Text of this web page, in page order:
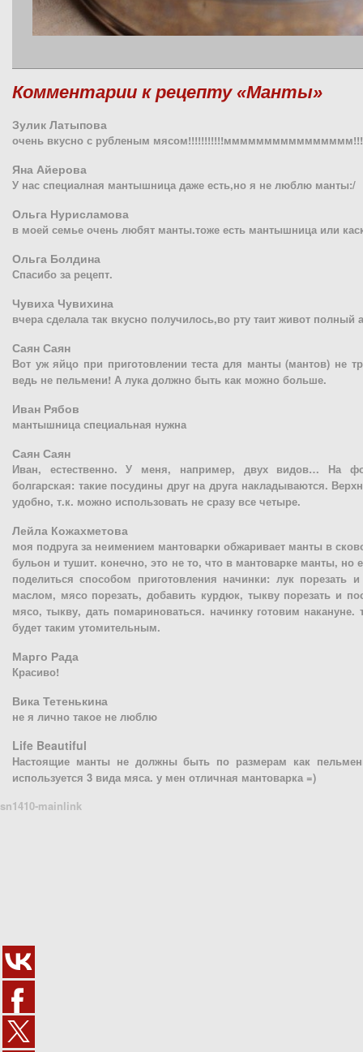
Комментарии к рецепту «Манты»
Зулик Латыпова
очень вкусно с рубленым
Яна Айерова
У нас специалная мантышница даже есть,но я не люблю манты:/
Ольга Нурисламова
в моей семье очень любят манты.тоже есть мантышница или
Ольга Болдина
Спасибо за рецепт.
Чувиха Чувихина
вчера сделала так вкусно получилось,во рту таит живот полный
Саян Саян
Вот уж яйцо при приготовлении теста для манты (мантов) не
ведь не пельмени! А лука должно быть как можно больше.
Иван Рябов
мантышница специальная нужна
Саян Саян
Иван, естественно. У меня, например, двух видов… На
болгарская: такие посудины друг на друга накладываются.
удобно, т.к. можно использовать не сразу все четыре.
Лейла Кожахметова
моя подруга за неимением мантоварки обжаривает манты в
бульон и тушит. конечно, это не то, что в мантоварке манты, но
поделиться способом приготовления начинки: лук порезать
маслом, мясо порезать, добавить курдюк, тыкву порезать и
мясо, тыкву, дать помариноваться. начинку готовим накануне.
будет таким утомительным.
Марго Рада
Красиво!
Вика Тетенькина
не я лично такое не люблю
Life Beautiful
Настоящие манты не должны быть по размерам как
используется 3 вида мяса. у мен отличная мантоварка =)
sn1410-mainlink